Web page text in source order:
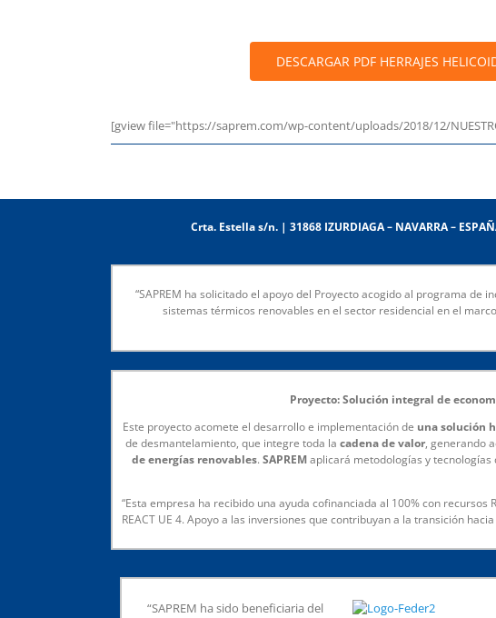
DESCARGAR PDF HERRAJES
[gview file="https://saprem.com/wp-content/uploads/2018/12/
Crta. Estella s/n. | 31868 IZURDIAGA – NAVARRA –
“SAPREM ha solicitado el apoyo del Proyecto acogido al programa
sistemas térmicos renovables en el sector residencial en el
Proyecto: Solución integral de
Este proyecto acomete el desarrollo e implementación de una solución
de desmantelamiento, que integre toda la cadena de valor, generando
de energías renovables. SAPREMaplicará metodologías y tecnologías
“Esta empresa ha recibido una ayuda cofinanciada al 100% con recursos
REACT UE 4. Apoyo a las inversiones que contribuyan a la transición
“SAPREM ha sido beneficiaria del